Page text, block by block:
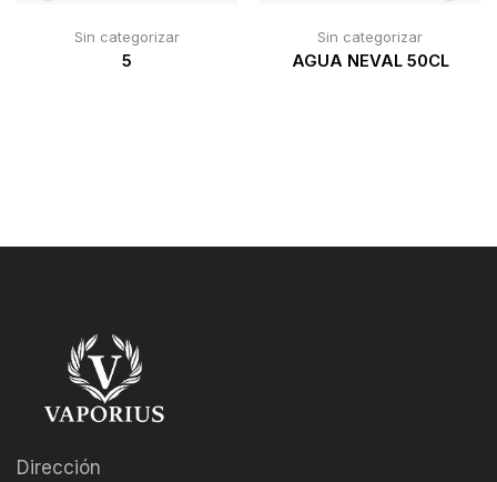
Sin categorizar
5
Sin categorizar
AGUA NEVAL 50CL
Dirección